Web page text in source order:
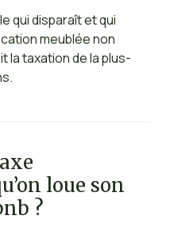
qui disparaît et qui
meublée non
la taxation de la plus-
loue son
?